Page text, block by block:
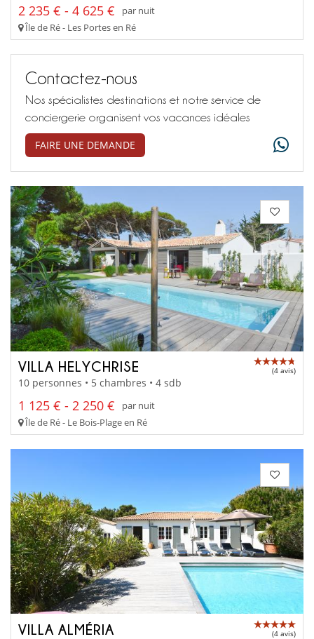
2 235 € - 4 625 €
par nuit
Île de Ré - Les Portes en Ré
Contactez-nous
Nos spécialistes destinations et notre service de
conciergerie organisent vos vacances idéales
FAIRE UNE DEMANDE
VILLA HELYCHRISE (4 avis)
10 personnes • 5 chambres • 4 sdb
1 125 € - 2 250 €
par nuit
Île de Ré - Le Bois-Plage en Ré
VILLA ALMÉRIA (4 avis)